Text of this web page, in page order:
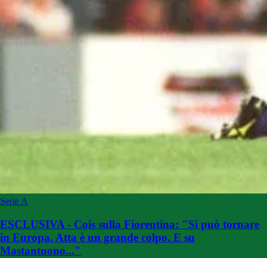
Serie A
ESCLUSIVA - Cois sulla Fiorentina: "Si può tornare
in Europa. Atta è un grande colpo. E su
Mastantuono..."